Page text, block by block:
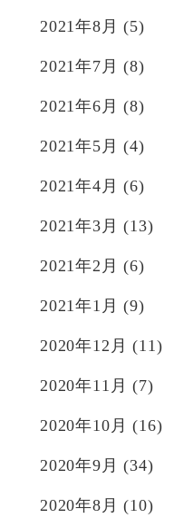
2021年8月 (5)
2021年7月 (8)
2021年6月 (8)
2021年5月 (4)
2021年4月 (6)
2021年3月 (13)
2021年2月 (6)
2021年1月 (9)
2020年12月 (11)
2020年11月 (7)
2020年10月 (16)
2020年9月 (34)
2020年8月 (10)